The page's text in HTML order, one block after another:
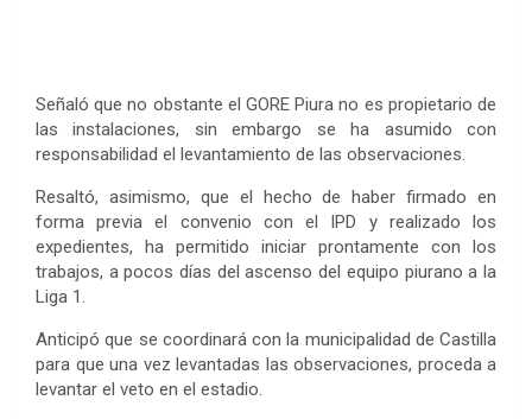
Señaló que no obstante el GORE Piura no es propietario de
las instalaciones, sin embargo se ha asumido con
responsabilidad el levantamiento de las observaciones.
Resaltó, asimismo, que el hecho de haber firmado en
forma previa el convenio con el IPD y realizado los
expedientes, ha permitido iniciar prontamente con los
trabajos, a pocos días del ascenso del equipo piurano a la
Liga 1.
Anticipó que se coordinará con la municipalidad de Castilla
para que una vez levantadas las observaciones, proceda a
levantar el veto en el estadio.